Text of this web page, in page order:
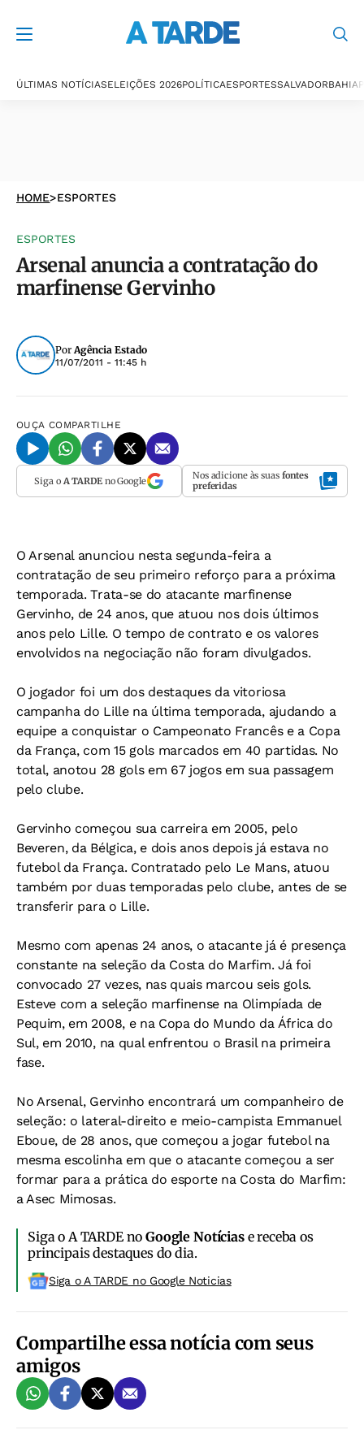
ÚLTIMAS NOTÍCIASELEIÇÕES 2026POLÍTICAESPORTESSALVADORBAHIA
HOME>ESPORTES
ESPORTES
Arsenal anuncia a contratação do
marfinense Gervinho
PorAgência Estado
11/07/2011 - 11:45 h
OUÇA COMPARTILHE
Siga o A TARDEno Google Nos adicione às suas fontes
preferidas
O Arsenal anunciou nesta segunda-feira a
contratação de seu primeiro reforço para a próxima
temporada. Trata-se do atacante marfinense
Gervinho, de 24 anos, que atuou nos dois últimos
anos pelo Lille. O tempo de contrato e os valores
envolvidos na negociação não foram divulgados.
O jogador foi um dos destaques da vitoriosa
campanha do Lille na última temporada, ajudando a
equipe a conquistar o Campeonato Francês e a Copa
da França, com 15 gols marcados em 40 partidas. No
total, anotou 28 gols em 67 jogos em sua passagem
pelo clube.
Gervinho começou sua carreira em 2005, pelo
Beveren, da Bélgica, e dois anos depois já estava no
futebol da França. Contratado pelo Le Mans, atuou
também por duas temporadas pelo clube, antes de se
transferir para o Lille.
Mesmo com apenas 24 anos, o atacante já é presença
constante na seleção da Costa do Marfim. Já foi
convocado 27 vezes, nas quais marcou seis gols.
Esteve com a seleção marfinense na Olimpíada de
Pequim, em 2008, e na Copa do Mundo da África do
Sul, em 2010, na qual enfrentou o Brasil na primeira
fase.
No Arsenal, Gervinho encontrará um companheiro de
seleção: o lateral-direito e meio-campista Emmanuel
Eboue, de 28 anos, que começou a jogar futebol na
mesma escolinha em que o atacante começou a ser
formar para a prática do esporte na Costa do Marfim:
a Asec Mimosas.
Siga o A TARDE noGoogle Notíciase receba os
principais destaques do dia.
Siga o A TARDE no Google Noticias
Compartilhe essa notícia com seus
amigos